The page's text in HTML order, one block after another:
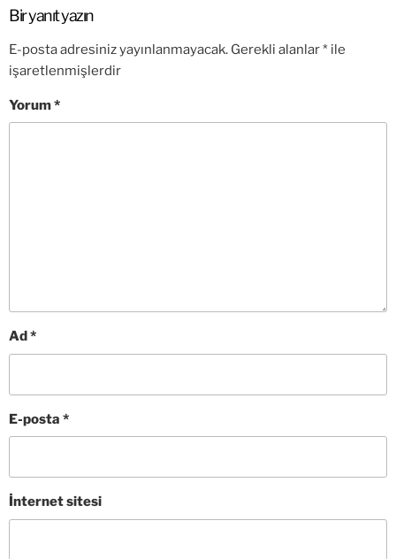
Bir yanıt yazın
E-posta adresiniz yayınlanmayacak. Gerekli alanlar* ile
işaretlenmişlerdir
Yorum*
Ad *
E-posta *
İnternet sitesi